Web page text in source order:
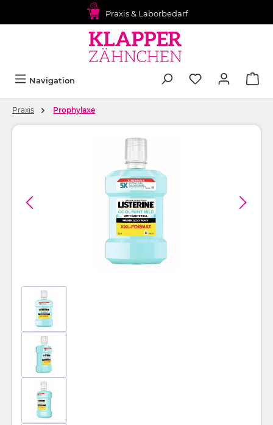
Praxis & Laborbedarf
Navigation
Praxis Prophylaxe
Bildergalerie überspringen